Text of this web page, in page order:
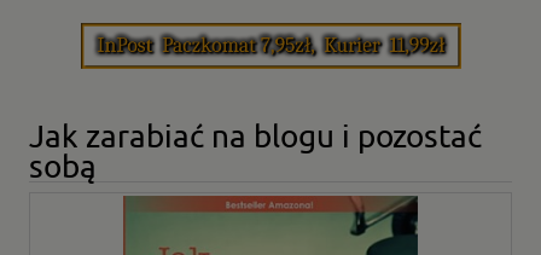
Jak zarabiać na blogu i pozostać
sobą